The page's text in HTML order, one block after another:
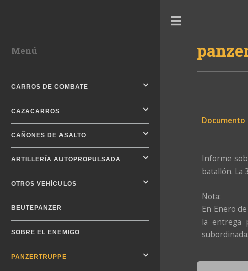
Documento
Informe
batallón. La
Nota:
En Enero
la entrega
Menú
CARROS DE COMBATE
CAZACARROS
CAÑONES DE ASALTO
ARTILLERÍA AUTOPROPULSADA
OTROS VEHÍCULOS
BEUTEPANZER
SOBRE EL ENEMIGO
PANZERTRUPPE